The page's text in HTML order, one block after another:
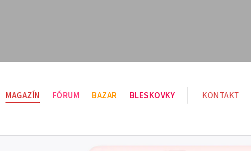
MAGAZÍN FÓRUM BAZAR BLESKOVKY KONTAKT